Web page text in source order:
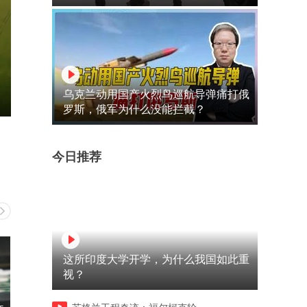
乌克兰动用国产火烈鸟巡航导弹痛打俄
罗斯，俄军为什么没能拦截？
今日推荐
这所印度大学开学，为什么我国如此重
视？